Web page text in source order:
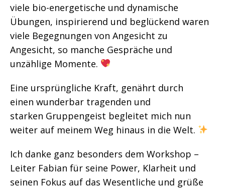
viele bio-energetische und dynamische
Übungen, inspirierend und beglückend waren
viele Begegnungen von Angesicht zu
Angesicht, so manche Gespräche und
unzählige Momente.
Eine ursprüngliche Kraft, genährt durch
einen wunderbar tragenden und
starken Gruppengeist begleitet mich nun
weiter auf meinem Weg hinaus in die Welt.
Ich danke ganz besonders dem Workshop –
Leiter Fabian für seine Power, Klarheit und
seinen Fokus auf das Wesentliche und grüße